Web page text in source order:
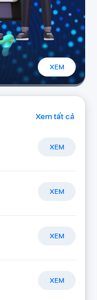
XEM
Xem tất cả
XEM
XEM
XEM
XEM